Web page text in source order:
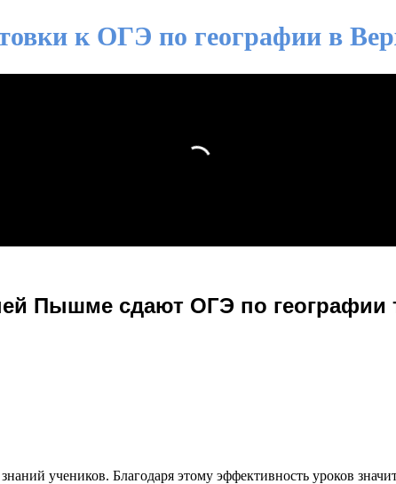
к ОГЭ по географии в
Пышме сдают ОГЭ по географии
учеников. Благодаря этому эффективность уроков